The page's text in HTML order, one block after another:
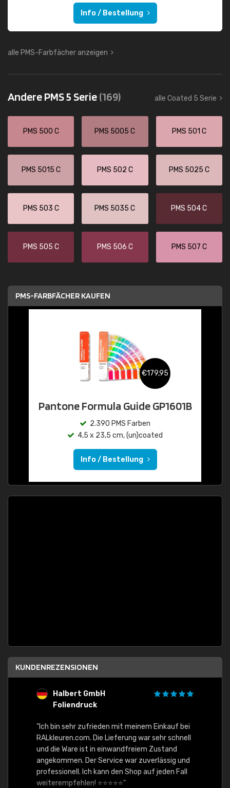
Info / Bestellung
alle PMS-Farbfächer anzeigen
Andere PMS 5 Serie(169) alle Coated 5 Serie
PMS 500 C PMS 5005 C PMS 501 C
PMS 5015 C PMS 502 C PMS 5025 C
PMS 503 C PMS 5035 C PMS 504 C
PMS 505 C PMS 506 C PMS 507 C
PMS-FARBFÄCHER KAUFEN
€179,95
Pantone Formula Guide GP1601B
2.390 PMS Farben
4,5 x 23,5 cm, (un)coated
Info / Bestellung
KUNDENREZENSIONEN
Halbert GmbH
Foliendruck
"Ich bin sehr zufrieden mit meinem Einkauf bei
RALkleuren.com. Die Lieferung war sehr schnell
und die Ware ist in einwandfreiem Zustand
angekommen. Der Service war zuverlässig und
professionell. Ich kann den Shop auf jeden Fall
weiterempfehlen! ⭐⭐⭐⭐⭐"